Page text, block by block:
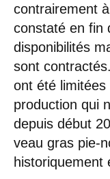
contrairement
constaté en fin
disponibilités
sont
ont été
production qui
depuis début
veau gras pie-
historiquement